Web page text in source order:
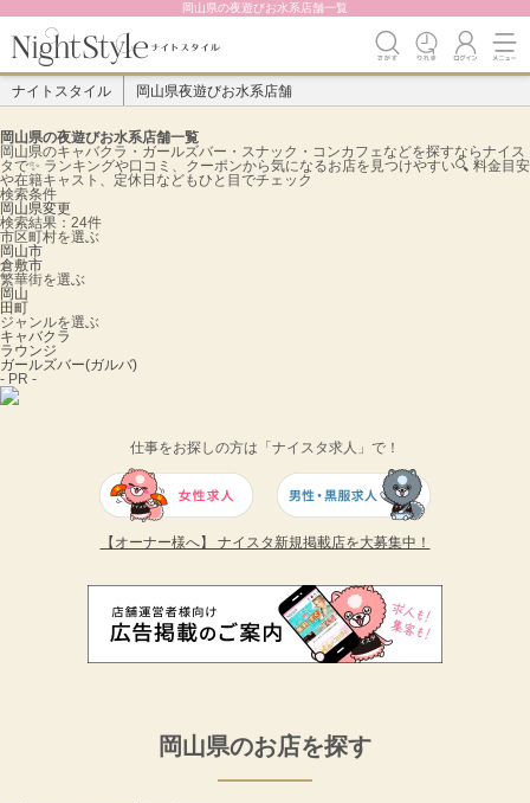
岡山県の夜遊びお水系店舗一覧
ナイトスタイル 岡山県夜遊びお水系店舗
岡山県の夜遊びお水系店舗一覧
岡山県のキャバクラ・ガールズバー・スナック・コンカフェなどを探すならナイス
タで✨️ ランキングや口コミ、クーポンから気になるお店を見つけやすい🔍 料金目安
や在籍キャスト、定休日などもひと目でチェック
検索条件
岡山県変更
検索結果：24件
市区町村を選ぶ
岡山市
倉敷市
繁華街を選ぶ
岡山
田町
ジャンルを選ぶ
キャバクラ
ラウンジ
ガールズバー(ガルバ)
- PR -
仕事をお探しの方は「ナイスタ求人」で！
【オーナー様へ】 ナイスタ新規掲載店を大募集中！
岡山県のお店を探す